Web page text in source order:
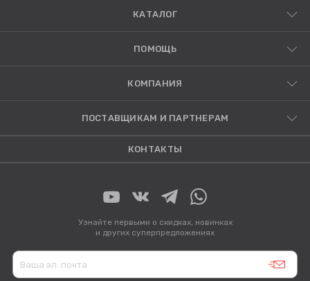
КАТАЛОГ
ПОМОЩЬ
КОМПАНИЯ
ПОСТАВЩИКАМ И ПАРТНЕРАМ
КОНТАКТЫ
Узнайте первыми о скидках, новинках
и других суперпредложениях